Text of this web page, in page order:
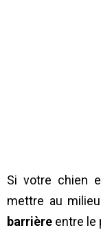
Si votre chien
mettre au
barrière entre le